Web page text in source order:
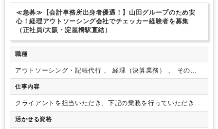
研修・資格取得支援 土日祝休み 完全週休2日制 年間休日120日以上
≪急募≫【会計事務所出身者優遇！】山田グループのため安
心！経理アウトソーシング会社でチェッカー経験者を募集
（正社員/大阪・淀屋橋駅直結）
職種
アウトソーシング・記帳代行 、 経理（決算業務） 、 その他
（コンサルティング）
仕事内容
クライアントを担当いただき、下記の業務を行っていただきま
す。 【具体的な業務内容】・記帳代行、経理部門サポート業
務・決算サポート（月次・年次・四半期・連結）
活かせる資格